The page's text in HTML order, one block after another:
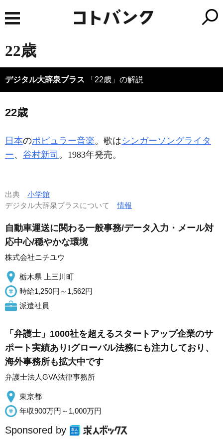
22歳
デジタル大辞泉プラス 「22歳」の解説
22歳
日本のポピュラー音楽。歌はシンガーソングライタ
ー、 谷村新司 。1983年発売。
出典 小学館
デジタル大辞泉プラスについて情報
自動車運送に関わる一般事務/データ入力・メール対
応中心/穏やかな環境
株式会社ニチユウ
栃木県 上三川町
時給1,250円～1,562円
派遣社員
「弁護士」1000社を超えるスタートアップ企業のサ
ポート実績あり!グローバル法務にも注力しており、
海外事務所も拡大中です
弁護士法人GVA法律事務所
東京都
年収900万円～1,000万円
Sponsored by